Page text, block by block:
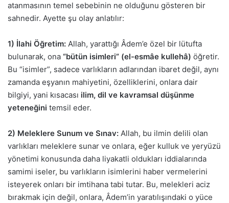
atanmasının temel sebebinin ne olduğunu gösteren bir
sahnedir. Ayette şu olay anlatılır:
1) İlahi Öğretim: Allah, yarattığı Âdem’e özel bir lütufta
bulunarak, ona “bütün isimleri” (el-esmâe kullehâ) öğretir.
Bu “isimler”, sadece varlıkların adlarından ibaret değil, aynı
zamanda eşyanın mahiyetini, özelliklerini, onlara dair
bilgiyi, yani kısacası ilim, dil ve kavramsal düşünme
yeteneğini temsil eder.
2) Meleklere Sunum ve Sınav: Allah, bu ilmin delili olan
varlıkları meleklere sunar ve onlara, eğer kulluk ve yeryüzü
yönetimi konusunda daha liyakatli oldukları iddialarında
samimi iseler, bu varlıkların isimlerini haber vermelerini
isteyerek onları bir imtihana tabi tutar. Bu, melekleri aciz
bırakmak için değil, onlara, Âdem’in yaratılışındaki o yüce